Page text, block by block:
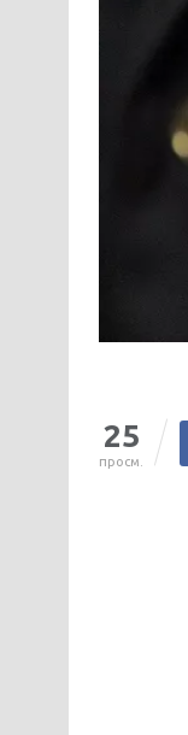
25
просм.